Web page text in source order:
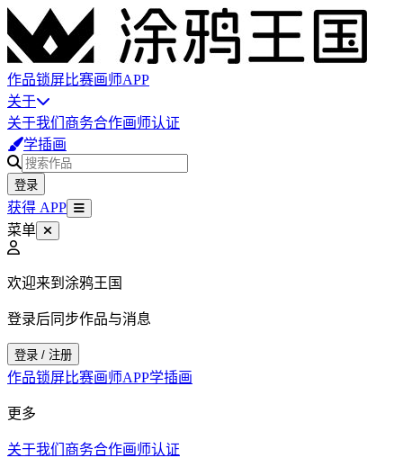
作品锁屏比赛画师APP
关于
关于我们 商务合作画师认证
学插画
登录
获得 APP
菜单
欢迎来到涂鸦王国
登录后同步作品与消息
登录 / 注册
作品锁屏比赛画师APP学插画
更多
关于我们 商务合作画师认证